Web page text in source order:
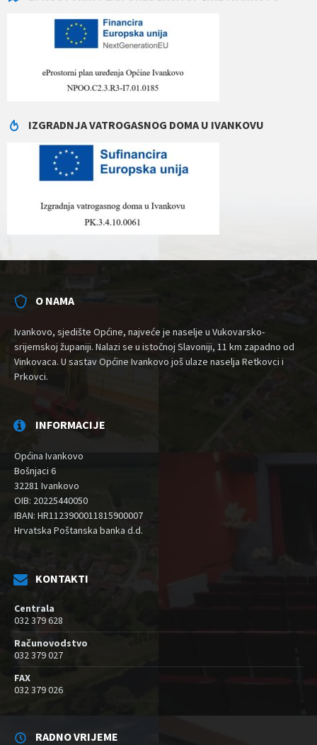
IZGRADNJA VATROGASNOG DOMA U IVANKOVU
O NAMA
Ivankovo, sjedište Općine, najveće je naselje u Vukovarsko-
srijemskoj županiji. Nalazi se u istočnoj Slavoniji, 11 km zapadno od
Vinkovaca. U sastav Općine Ivankovo još ulaze naselja Retkovci i
Prkovci.
INFORMACIJE
Općina Ivankovo
Bošnjaci 6
32281 Ivankovo
OIB: 20225440050
IBAN: HR1123900011815900007
Hrvatska Poštanska banka d.d.
KONTAKTI
Centrala
032 379 628
Računovodstvo
032 379 027
FAX
032 379 026
RADNO VRIJEME